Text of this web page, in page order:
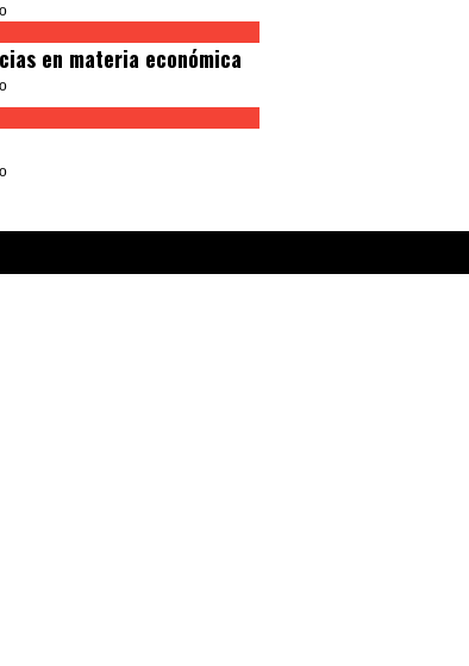
en materia económica